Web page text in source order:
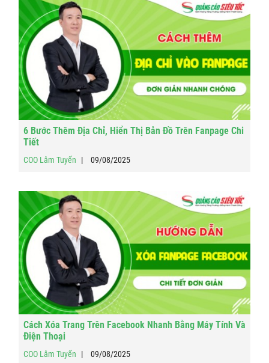
6 Bước Thêm Địa Chỉ, Hiển Thị Bản Đồ Trên Fanpage Chi
Tiết
COO Lâm Tuyến 09/08/2025
Cách Xóa Trang Trên Facebook Nhanh Bằng Máy Tính Và
Điện Thoại
COO Lâm Tuyến 09/08/2025